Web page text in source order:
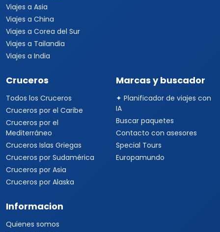
Viajes a Asia
Viajes a China
Viajes a Corea del Sur
Viajes a Tailandia
Viajes a India
Cruceros
Todos los Cruceros
Cruceros por el Caribe
Cruceros por el
Mediterráneo
Cruceros Islas Griegas
Cruceros por Sudamérica
Cruceros por Asia
Cruceros por Alaska
Marcas y buscador
✦ Planificador de viajes con
IA
Buscar paquetes
Contacto con asesores
Special Tours
Europamundo
Informacion
Quienes somos